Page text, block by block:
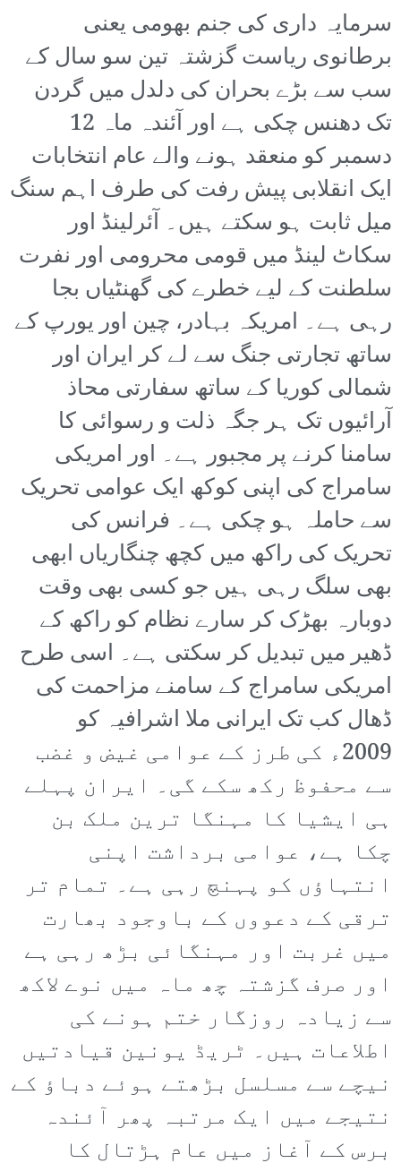
سرمایہ داری کی جنم بھومی یعنی
برطانوی ریاست گزشتہ تین سو سال کے
سب سے بڑے بحران کی دلدل میں گردن
تک دھنس چکی ہے اور آئندہ ماہ 12
دسمبر کو منعقد ہونے والے عام انتخابات
ایک انقلابی پیش رفت کی طرف اہم سنگ
میل ثابت ہو سکتے ہیں۔ آئرلینڈ اور
سکاٹ لینڈ میں قومی محرومی اور نفرت
سلطنت کے لیے خطرے کی گھنٹیاں بجا
رہی ہے۔ امریکہ بہادر، چین اور یورپ کے
ساتھ تجارتی جنگ سے لے کر ایران اور
شمالی کوریا کے ساتھ سفارتی محاذ
آرائیوں تک ہر جگہ ذلت و رسوائی کا
سامنا کرنے پر مجبور ہے۔ اور امریکی
سامراج کی اپنی کوکھ ایک عوامی تحریک
سے حاملہ ہو چکی ہے۔ فرانس کی
تحریک کی راکھ میں کچھ چنگاریاں ابھی
بھی سلگ رہی ہیں جو کسی بھی وقت
دوبارہ بھڑک کر سارے نظام کو راکھ کے
ڈھیر میں تبدیل کر سکتی ہے۔ اسی طرح
امریکی سامراج کے سامنے مزاحمت کی
ڈھال کب تک ایرانی ملا اشرافیہ کو
2009ء کی طرز کے عوامی غیض و غضب
سے محفوظ رکھ سکے گی۔ ایران پہلے
ہی ایشیا کا مہنگا ترین ملک بن
چکا ہے، عوامی برداشت اپنی
انتہاؤں کو پہنچ رہی ہے۔ تمام تر
ترقی کے دعووں کے باوجود بھارت
میں غربت اور مہنگائی بڑھ رہی ہے
اور صرف گزشتہ چھ ماہ میں نوے لاکھ
سے زیادہ روزگار ختم ہونے کی
اطلاعات ہیں۔ ٹریڈ یونین قیادتیں
نیچے سے مسلسل بڑھتے ہوئے دباؤ کے
نتیجے میں ایک مرتبہ پھر آئندہ
برس کے آغاز میں عام ہڑتال کا